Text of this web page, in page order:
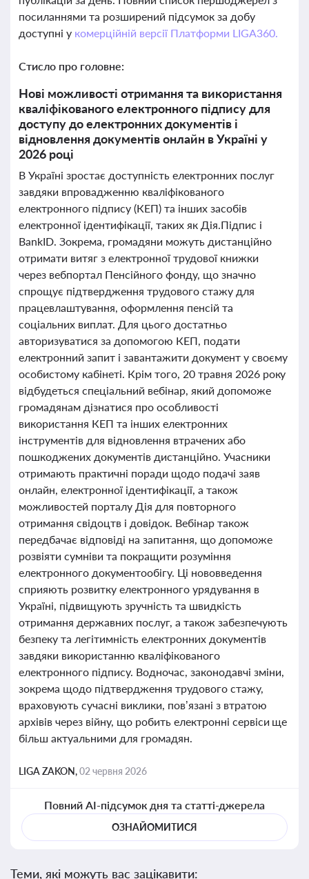
посиланнями та розширений підсумок за добу
доступні у комерційній версії Платформи LIGA360.
Стисло про головне:
Нові можливості отримання та використання
кваліфікованого електронного підпису для
доступу до електронних документів і
відновлення документів онлайн в Україні у
2026 році
В Україні зростає доступність електронних послуг
завдяки впровадженню кваліфікованого
електронного підпису (КЕП) та інших засобів
електронної ідентифікації, таких як Дія.Підпис і
BankID. Зокрема, громадяни можуть дистанційно
отримати витяг з електронної трудової книжки
через вебпортал Пенсійного фонду, що значно
спрощує підтвердження трудового стажу для
працевлаштування, оформлення пенсій та
соціальних виплат. Для цього достатньо
авторизуватися за допомогою КЕП, подати
електронний запит і завантажити документ у своєму
особистому кабінеті. Крім того, 20 травня 2026 року
відбудеться спеціальний вебінар, який допоможе
громадянам дізнатися про особливості
використання КЕП та інших електронних
інструментів для відновлення втрачених або
пошкоджених документів дистанційно. Учасники
отримають практичні поради щодо подачі заяв
онлайн, електронної ідентифікації, а також
можливостей порталу Дія для повторного
отримання свідоцтв і довідок. Вебінар також
передбачає відповіді на запитання, що допоможе
розвіяти сумніви та покращити розуміння
електронного документообігу. Ці нововведення
сприяють розвитку електронного урядування в
Україні, підвищують зручність та швидкість
отримання державних послуг, а також забезпечують
безпеку та легітимність електронних документів
завдяки використанню кваліфікованого
електронного підпису. Водночас, законодавчі зміни,
зокрема щодо підтвердження трудового стажу,
враховують сучасні виклики, пов’язані з втратою
архівів через війну, що робить електронні сервіси ще
більш актуальними для громадян.
LIGA ZAKON,02 червня 2026
Повний AI-підсумок дня та статті-джерела
ОЗНАЙОМИТИСЯ
Теми, які можуть вас зацікавити: